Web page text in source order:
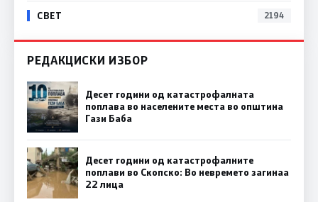
СВЕТ 2194
РЕДАКЦИСКИ ИЗБОР
Десет години од катастрофалната
поплава во населените места во општина
Гази Баба
Десет години од катастрофалните
поплави во Скопско: Во невремето загинаа
22 лица